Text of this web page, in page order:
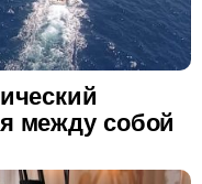
между собой